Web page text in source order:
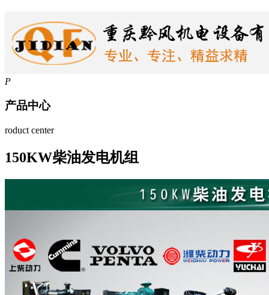
P
产品中心
roduct center
150KW柴油发电机组